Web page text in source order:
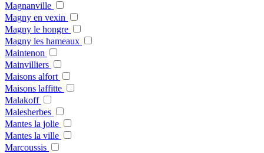
Magnanville
Magny en vexin
Magny le hongre
Magny les hameaux
Maintenon
Mainvilliers
Maisons alfort
Maisons laffitte
Malakoff
Malesherbes
Mantes la jolie
Mantes la ville
Marcoussis